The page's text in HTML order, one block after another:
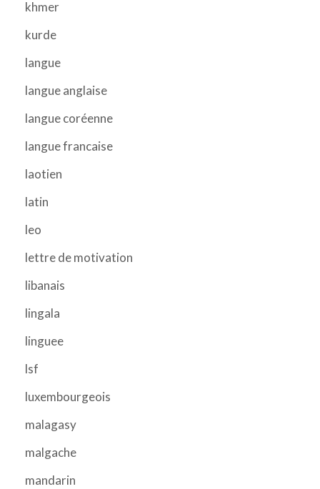
khmer
kurde
langue
langue anglaise
langue coréenne
langue francaise
laotien
latin
leo
lettre de motivation
libanais
lingala
linguee
lsf
luxembourgeois
malagasy
malgache
mandarin